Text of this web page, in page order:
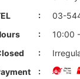
03-
10:00